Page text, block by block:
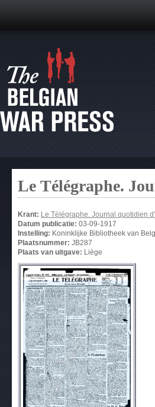
Le Télégraphe.
Krant: Le Télégraphe. Journal quotidien
Datum publicatie: 03-09-1917
Instelling: Koninklijke Bibliotheek van
Plaatsnummer: JB287
Plaats van uitgave: Liège